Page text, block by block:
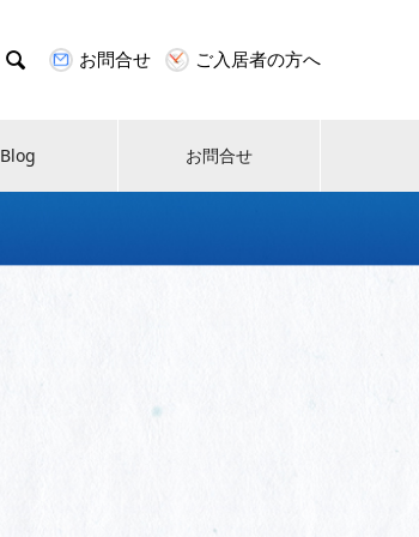
 お問合せ ご入居者の方へ
Blog お問合せ